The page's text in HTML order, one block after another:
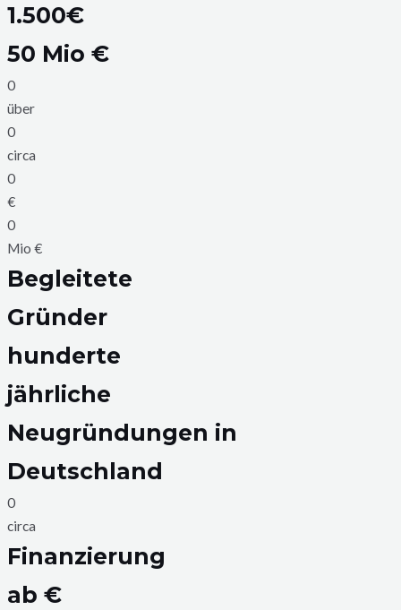
1.500€
50 Mio €
0
über
0
circa
0
€
0
Mio €
Begleitete
Gründer
hunderte
jährliche
Neugründungen in
Deutschland
0
circa
Finanzierung
ab €